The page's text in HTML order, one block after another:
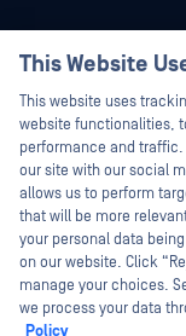
©2026 OPSWAT . جميع الحقوق محفوظة. OPSWAT و MetaDefender و Metascan و
This Website
This website uses
website functionalities,
performance and
our site with our social
allows us to perform
that will be more
your personal data
on our website. Click
manage your choices.
we process your data
Policy
I'm Ozzy, your
How can I help